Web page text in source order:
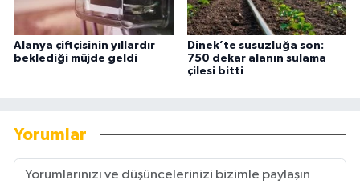
Alanya çiftçisinin yıllardır
beklediği müjde geldi
Dinek’te susuzluğa son:
750 dekar alanın sulama
çilesi bitti
Yorumlar